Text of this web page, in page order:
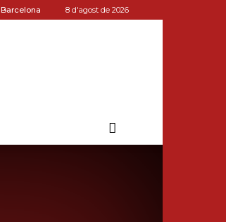
Barcelona 8 d'agost de 2026